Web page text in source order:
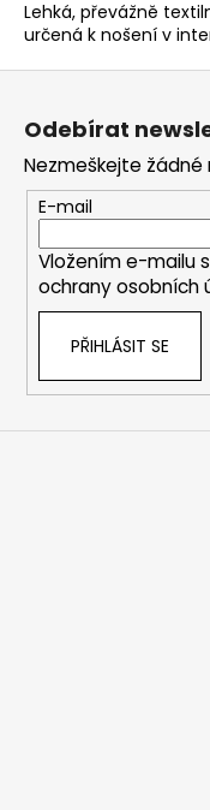
Lehká, převážně
určená k nošení v
Z
Odebírat
Nezmeškejte žádné
E-mail
Vložením e-mailu
ochrany osobních
PŘIHLÁSIT SE